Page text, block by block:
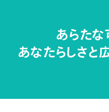
あらたな
あなたらしさと